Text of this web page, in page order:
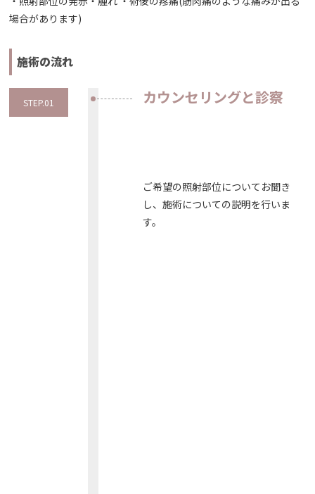
場合があります)
施術の流れ
STEP.01 カウンセリングと診察
ご希望の照射部位についてお聞き
し、施術についての説明を行いま
す。